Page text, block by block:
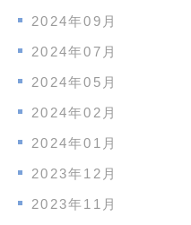
2024年09月
2024年07月
2024年05月
2024年02月
2024年01月
2023年12月
2023年11月